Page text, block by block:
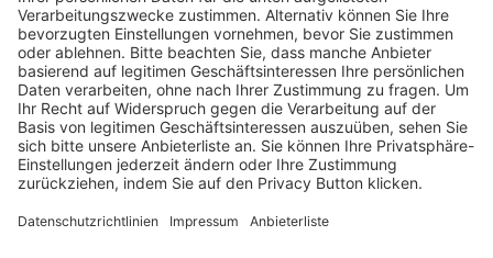
Schulungsangebot Vereinsmitarbeiter
BFV-Geschäftsstellen
Trainerbörse
Login SpielPlus
FOLGE DEM BFV